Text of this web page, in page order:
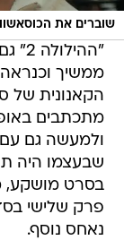
שוברים את הכוסאשווילי.
ממשיך
הקאנונית של
מתכתבים
ולמעשה גם עם
שבעצמו היה
בסרט מושקע,
פרק שלישי
נאחס נוסף.